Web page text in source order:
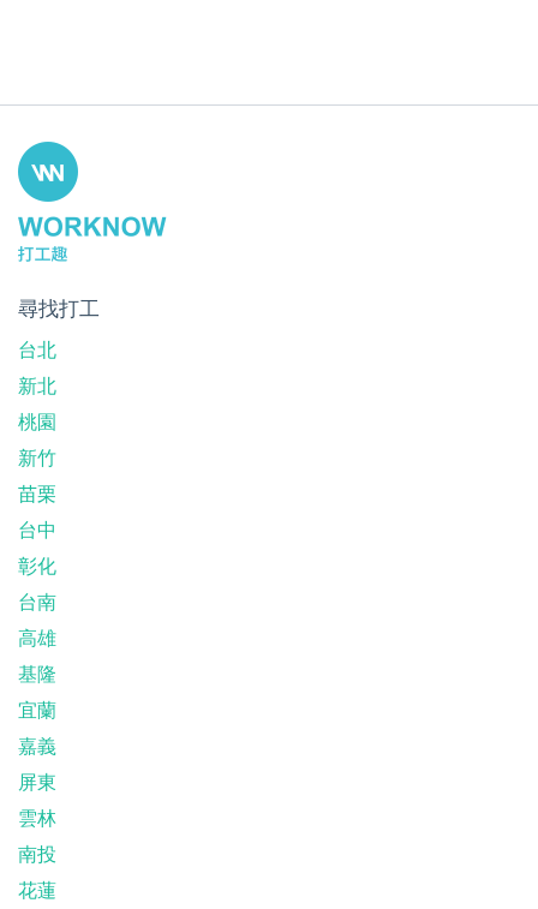
尋找打工
台北
新北
桃園
新竹
苗栗
台中
彰化
台南
高雄
基隆
宜蘭
嘉義
屏東
雲林
南投
花蓮